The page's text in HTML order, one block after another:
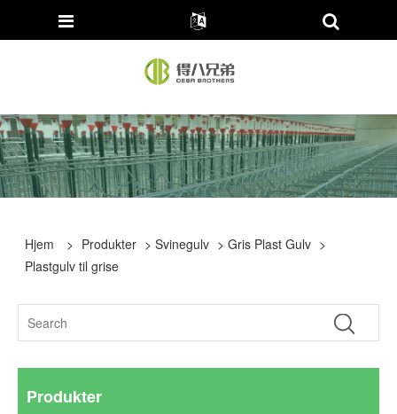
Hjem > Produkter >Svinegulv >Gris Plast Gulv >
Plastgulv til grise
Produkter